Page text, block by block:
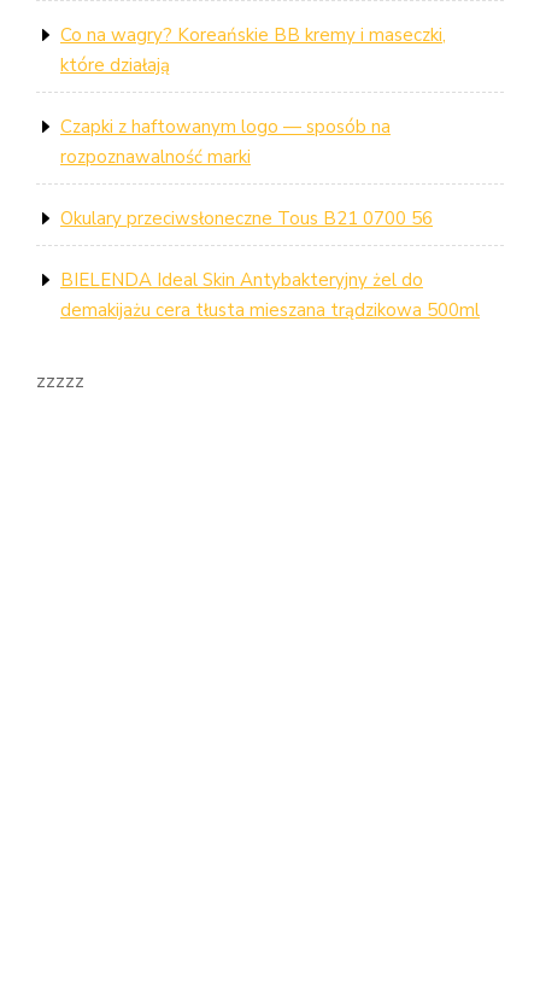
Co na wagry? Koreańskie BB kremy i maseczki,
które działają
Czapki z haftowanym logo — sposób na
rozpoznawalność marki
Okulary przeciwsłoneczne Tous B21 0700 56
BIELENDA Ideal Skin Antybakteryjny żel do
demakijażu cera tłusta mieszana trądzikowa 500ml
zzzzz